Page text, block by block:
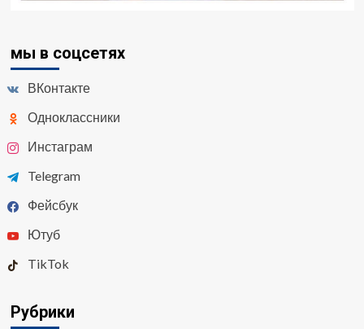
мы в соцсетях
ВКонтакте
Одноклассники
Инстаграм
Telegram
Фейсбук
Ютуб
TikTok
Рубрики